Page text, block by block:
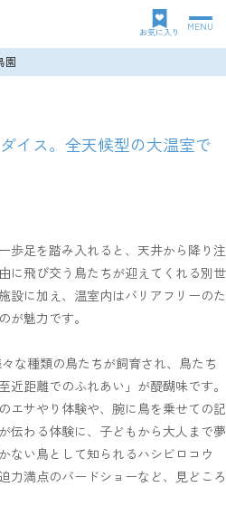
グ
ロ
ビ
お気に入り MENU
園
イス。全天候型の大温室で
歩足を踏み入れると、天井から降り注
に飛び交う鳥たちが迎えてくれる別世
設に加え、温室内はバリアフリーのた
が魅力です。
な種類の鳥たちが飼育され、鳥たち
近距離でのふれあい」が醍醐味です。
エサやり体験や、腕に鳥を乗せての記
伝わる体験に、子どもから大人まで夢
ない鳥として知られるハシビロコウ
力満点のバードショーなど、見どころ